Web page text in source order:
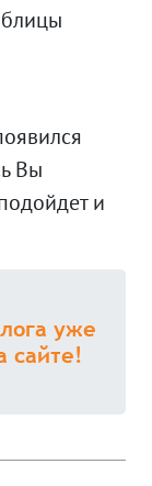
Вы
и
уже
сайте!